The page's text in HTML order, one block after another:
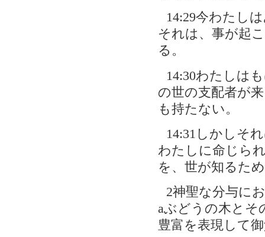
14:29今わたし
それは、事が起
る。
14:30わたしは
の世の支配者が
も持たない。
14:31しかしそ
わたしに命じら
を、世が知るた
2神聖な分与に
aぶどうの木とそ
豊富を表現して